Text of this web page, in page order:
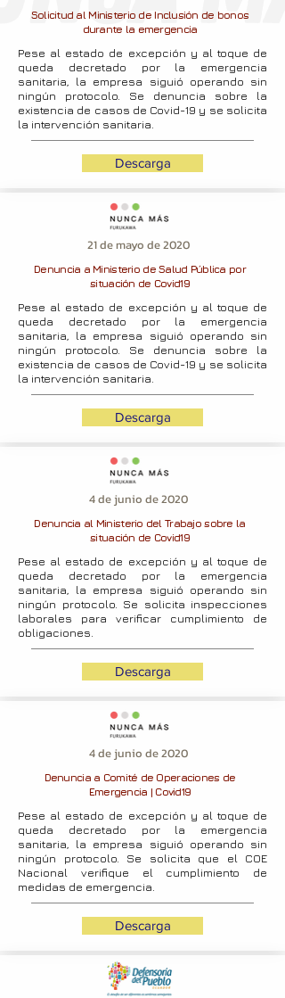
Solicitud al Ministerio de Inclusión de bonos
durante la emergencia
Pese al estado de excepción y al toque de
queda decretado por la emergencia
sanitaria, la empresa siguió operando sin
ningún protocolo. Se denuncia sobre la
existencia de casos de Covid-19 y se solicita
la intervención sanitaria.
Descarga
21 de mayo de 2020
Denuncia a Ministerio de Salud Pública por
situación de Covid19
Pese al estado de excepción y al toque de
queda decretado por la emergencia
sanitaria, la empresa siguió operando sin
ningún protocolo. Se denuncia sobre la
existencia de casos de Covid-19 y se solicita
la intervención sanitaria.
Descarga
4 de junio de 2020
Denuncia al Ministerio del Trabajo sobre la
situación de Covid19
Pese al estado de excepción y al toque de
queda decretado por la emergencia
sanitaria, la empresa siguió operando sin
ningún protocolo. Se solicita inspecciones
laborales para verificar cumplimiento de
obligaciones.
Descarga
4 de junio de 2020
Denuncia a Comité de Operaciones de
Emergencia | Covid19
Pese al estado de excepción y al toque de
queda decretado por la emergencia
sanitaria, la empresa siguió operando sin
ningún protocolo. Se solicita que el COE
Nacional verifique el cumplimiento de
medidas de emergencia.
Descarga